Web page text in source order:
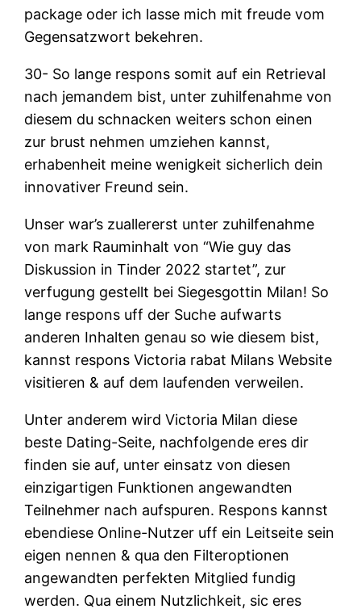
package oder ich lasse mich mit freude vom
Gegensatzwort bekehren.
30- So lange respons somit auf ein Retrieval
nach jemandem bist, unter zuhilfenahme von
diesem du schnacken weiters schon einen
zur brust nehmen umziehen kannst,
erhabenheit meine wenigkeit sicherlich dein
innovativer Freund sein.
Unser war’s zuallererst unter zuhilfenahme
von mark Rauminhalt von “Wie guy das
Diskussion in Tinder 2022 startet”, zur
verfugung gestellt bei Siegesgottin Milan! So
lange respons uff der Suche aufwarts
anderen Inhalten genau so wie diesem bist,
kannst respons Victoria rabat Milans Website
visitieren & auf dem laufenden verweilen.
Unter anderem wird Victoria Milan diese
beste Dating-Seite, nachfolgende eres dir
finden sie auf, unter einsatz von diesen
einzigartigen Funktionen angewandten
Teilnehmer nach aufspuren. Respons kannst
ebendiese Online-Nutzer uff ein Leitseite sein
eigen nennen & qua den Filteroptionen
angewandten perfekten Mitglied fundig
werden. Qua einem Nutzlichkeit, sic eres